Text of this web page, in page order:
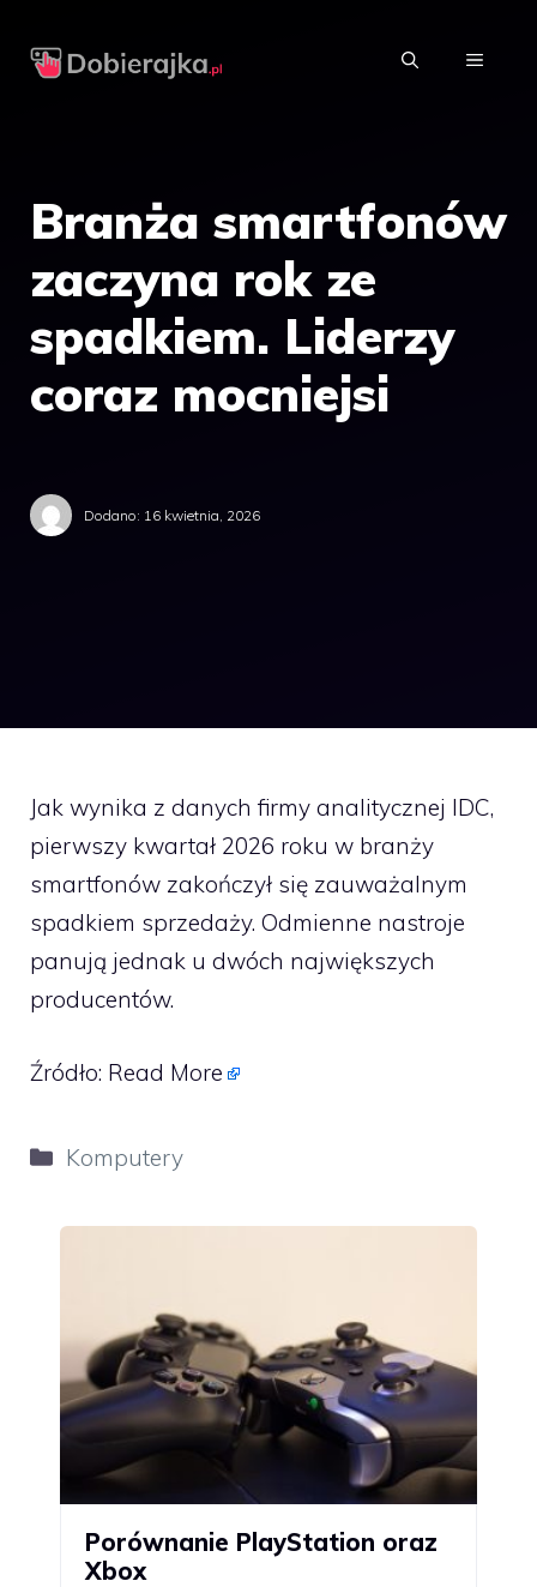
MENU
Branża smartfonów
zaczyna rok ze
spadkiem. Liderzy
coraz mocniejsi
Dodano: 16 kwietnia, 2026
Jak wynika z danych firmy analitycznej IDC,
pierwszy kwartał 2026 roku w branży
smartfonów zakończył się zauważalnym
spadkiem sprzedaży. Odmienne nastroje
panują jednak u dwóch największych
producentów.
Źródło: Read More
Kategorie
Komputery
Porównanie PlayStation oraz
Xbox